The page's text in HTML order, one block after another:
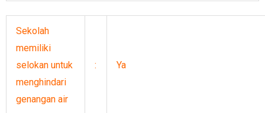
Sekolah
memiliki
selokan untuk
menghindari
genangan air
: Ya